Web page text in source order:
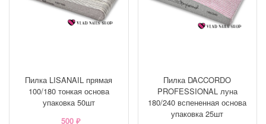
Пилка LISANAIL прямая
100/180 тонкая основа
упаковка 50шт
500 ₽
Пилка DACCORDO
PROFESSIONAL луна
180/240 вспененная основа
упаковка 25шт